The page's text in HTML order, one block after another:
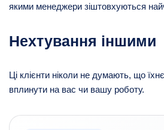
якими менеджери зіштовхуються
Нехтування іншими
Ці клієнти ніколи не думають, що
вплинути на вас чи вашу роботу.